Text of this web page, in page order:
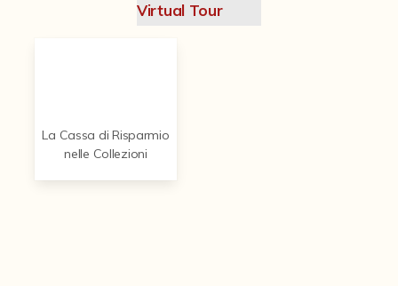
Virtual Tour
La Cassa di Risparmio
nelle Collezioni